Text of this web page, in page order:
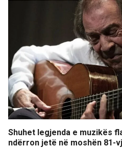
Shuhet legjenda e muzikës
ndërron jetë në moshën 81-